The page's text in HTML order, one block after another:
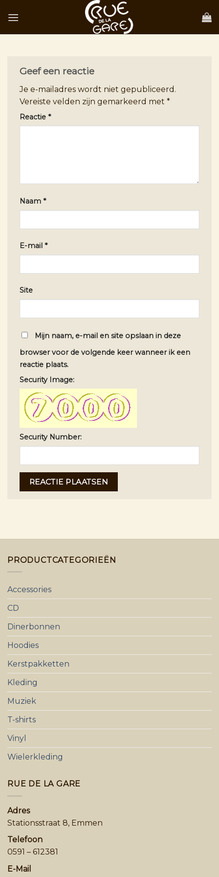
Geef een reactie
Je e-mailadres wordt niet gepubliceerd.
Vereiste velden zijn gemarkeerd met *
Reactie *
Naam *
E-mail *
Site
Mijn naam, e-mail en site opslaan in deze
browser voor de volgende keer wanneer ik een
reactie plaats.
Security Image:
Security Number:
PRODUCTCATEGORIEËN
Accessories
CD
Dinerbonnen
Hoodies
Kerstpakketten
Kleding
Muziek
T-shirts
Vinyl
Wielerkleding
RUE DE LA GARE
Adres
Stationsstraat 8, Emmen
Telefoon
0591 – 612381
E-Mail